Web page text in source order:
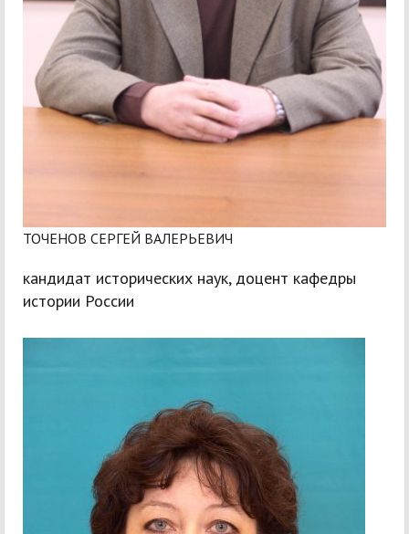
ТОЧЕНОВ СЕРГЕЙ ВАЛЕРЬЕВИЧ
кандидат исторических наук, доцент кафедры
истории России